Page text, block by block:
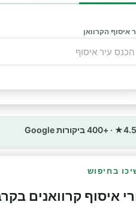
איסוף הקרוואן
4.5★ · +400 ביקורות Google
בחיפוש
איסוף קרוואנים